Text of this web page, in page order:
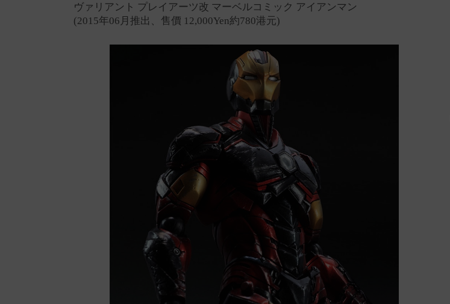
ヴァリアント プレイアーツ改 マーベルコミック アイアンマン
(2015年06月推出、售價 12,000Yen約780港元)